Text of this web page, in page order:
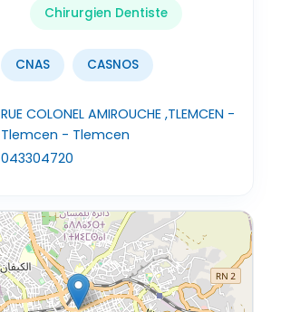
Chirurgien Dentiste
CNAS CASNOS
RUE COLONEL AMIROUCHE ,TLEMCEN -
Tlemcen - Tlemcen
043304720